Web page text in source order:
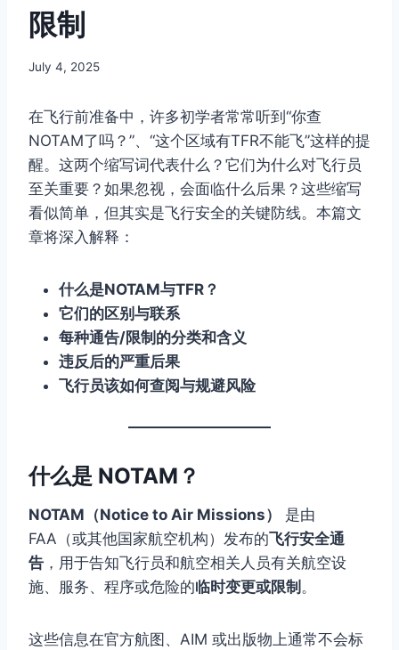
限制
By
July 4, 2025
在飞行前准备中，许多初学者常常听到“你查
NOTAM了吗？”、“这个区域有TFR不能飞”这样的提
醒。这两个缩写词代表什么？它们为什么对飞行员
至关重要？如果忽视，会面临什么后果？这些缩写
看似简单，但其实是飞行安全的关键防线。本篇文
章将深入解释：
什么是NOTAM与TFR？
它们的区别与联系
每种通告/限制的分类和含义
违反后的严重后果
飞行员该如何查阅与规避风险
什么是 NOTAM？
NOTAM（Notice to Air Missions）
是由
FAA（或其他国家航空机构）发布的飞行安全通
告 ，用于告知飞行员和航空相关人员有关航空设
施、服务、程序或危险的临时变更或限制 。
这些信息在官方航图、AIM 或出版物上通常不会标